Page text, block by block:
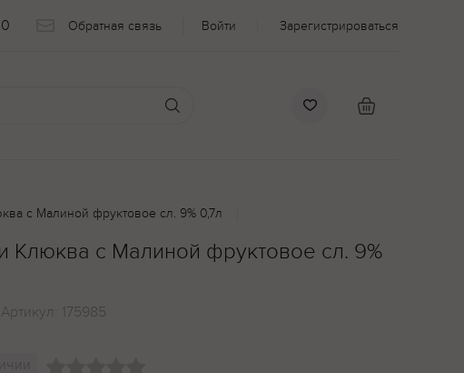
Обратная связь Войти Зарегистрироваться
с Малиной фруктовое сл. 9% 0,7л
Клюква с Малиной фруктовое сл. 9%
Артикул: 175985